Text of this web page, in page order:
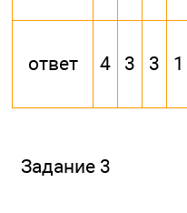
ответ 4 3 3 1
Задание 3